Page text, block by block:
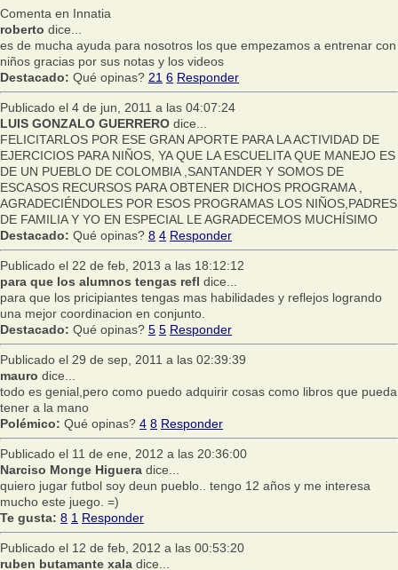
Comenta en Innatia
roberto dice...
es de mucha ayuda para nosotros los que empezamos a entrenar con
niños gracias por sus notas y los videos
Destacado: Qué opinas? 21 6 Responder
Publicado el 4 de jun, 2011 a las 04:07:24
LUIS GONZALO GUERRERO dice...
FELICITARLOS POR ESE GRAN APORTE PARA LA ACTIVIDAD DE
EJERCICIOS PARA NIÑOS, YA QUE LA ESCUELITA QUE MANEJO ES
DE UN PUEBLO DE COLOMBIA ,SANTANDER Y SOMOS DE
ESCASOS RECURSOS PARA OBTENER DICHOS PROGRAMA ,
AGRADECIÉNDOLES POR ESOS PROGRAMAS LOS NIÑOS,PADRES
DE FAMILIA Y YO EN ESPECIAL LE AGRADECEMOS MUCHÍSIMO
Destacado: Qué opinas? 8 4 Responder
Publicado el 22 de feb, 2013 a las 18:12:12
para que los alumnos tengas refl dice...
para que los pricipiantes tengas mas habilidades y reflejos logrando
una mejor coordinacion en conjunto.
Destacado: Qué opinas? 5 5 Responder
Publicado el 29 de sep, 2011 a las 02:39:39
mauro dice...
todo es genial,pero como puedo adquirir cosas como libros que pueda
tener a la mano
Polémico: Qué opinas? 4 8 Responder
Publicado el 11 de ene, 2012 a las 20:36:00
Narciso Monge Higuera dice...
quiero jugar futbol soy deun pueblo.. tengo 12 años y me interesa
mucho este juego. =)
Te gusta: 8 1 Responder
Publicado el 12 de feb, 2012 a las 00:53:20
ruben butamante xala dice...